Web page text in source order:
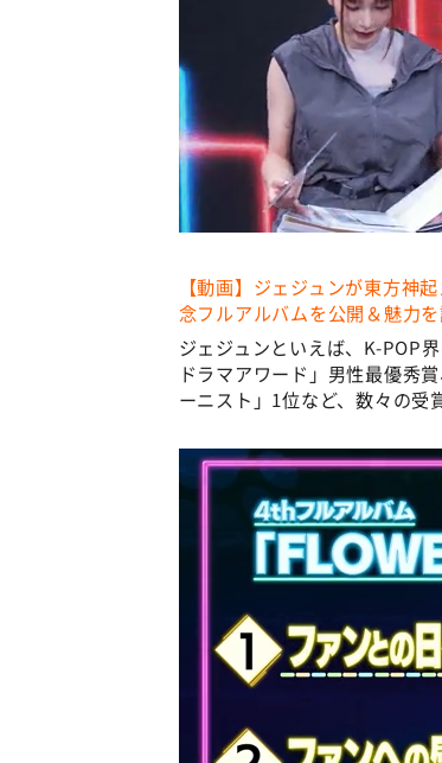
【動画】ジェジュンが東方神
念フルアルバムを公開＆魅力を
ジェジュンといえば、K-POP
ドラマアワード」男性最優秀
ーニスト」1位など、数々の受